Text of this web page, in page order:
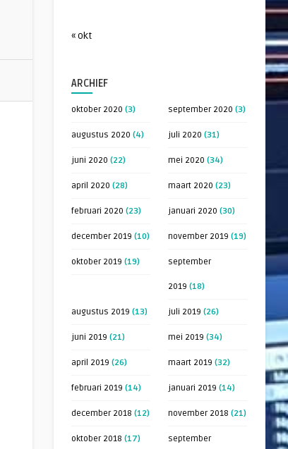
« okt
ARCHIEF
oktober 2020 (3) september 2020 (3)
augustus 2020 (4) juli 2020 (31)
juni 2020 (22) mei 2020 (34)
april 2020 (28) maart 2020 (23)
februari 2020 (23) januari 2020 (30)
december 2019 (10) november 2019 (19)
oktober 2019 (19) september
2019 (18)
augustus 2019 (13) juli 2019 (26)
juni 2019 (21) mei 2019 (34)
april 2019 (26) maart 2019 (32)
februari 2019 (14) januari 2019 (14)
december 2018 (12) november 2018 (21)
oktober 2018 (17) september